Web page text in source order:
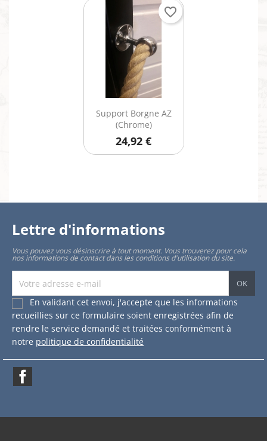
Aperçu rapide
Support Borgne AZ
(Chrome)
24,92 €
favorite_border
Lettre d'informations
Vous pouvez vous désinscrire à tout moment. Vous trouverez pour cela
nos informations de contact dans les conditions d'utilisation du site.
En validant cet envoi, j'accepte que les informations
recueillies sur ce formulaire soient enregistrées afin de
rendre le service demandé et traitées conformément à
notre politique de confidentialité